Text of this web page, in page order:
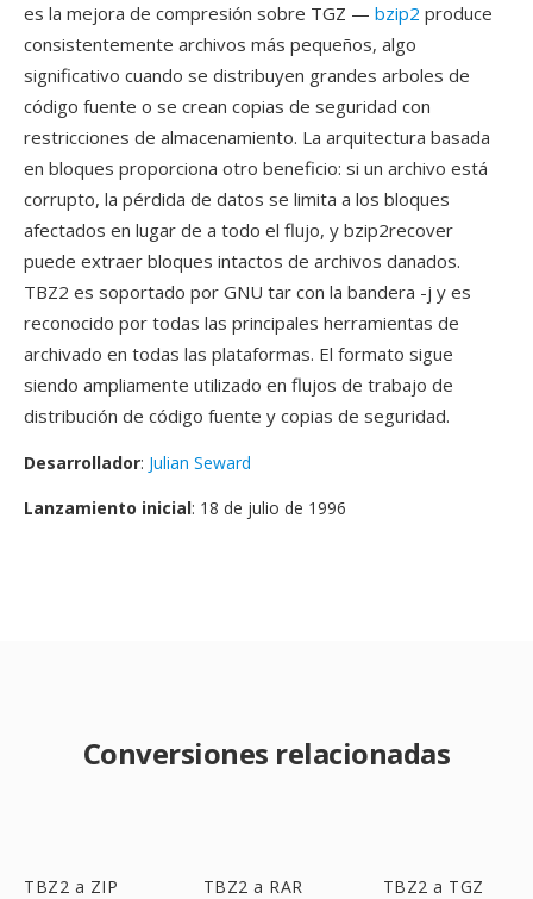
es la mejora de compresión sobre TGZ — bzip2 produce
consistentemente archivos más pequeños, algo
significativo cuando se distribuyen grandes arboles de
código fuente o se crean copias de seguridad con
restricciones de almacenamiento. La arquitectura basada
en bloques proporciona otro beneficio: si un archivo está
corrupto, la pérdida de datos se limita a los bloques
afectados en lugar de a todo el flujo, y bzip2recover
puede extraer bloques intactos de archivos danados.
TBZ2 es soportado por GNU tar con la bandera -j y es
reconocido por todas las principales herramientas de
archivado en todas las plataformas. El formato sigue
siendo ampliamente utilizado en flujos de trabajo de
distribución de código fuente y copias de seguridad.
Desarrollador: Julian Seward
Lanzamiento inicial: 18 de julio de 1996
Conversiones relacionadas
TBZ2 a ZIP TBZ2 a RAR TBZ2 a TGZ